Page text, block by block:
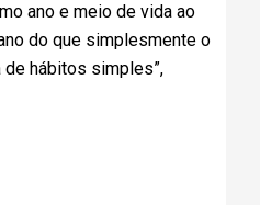
ano e meio de vida ao
do que simplesmente o
de hábitos simples”,